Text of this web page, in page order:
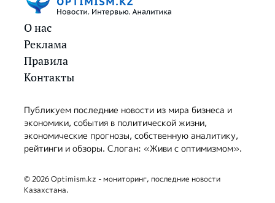
О нас
Реклама
Правила
Контакты
Публикуем последние новости из мира бизнеса и
экономики, события в политической жизни,
экономические прогнозы, собственную аналитику,
рейтинги и обзоры. Слоган: «Живи с оптимизмом».
© 2026 Optimism.kz - мониторинг, последние новости
Казахстана.